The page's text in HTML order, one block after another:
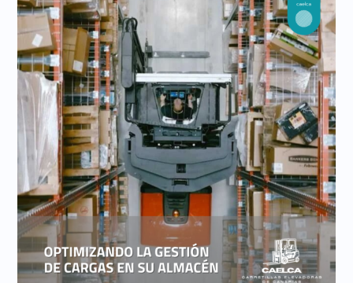
Y
APILADORES:
¿CUÁL
ELEGIR
PARA
TUS
OPERACIONES
ALMACÉN?